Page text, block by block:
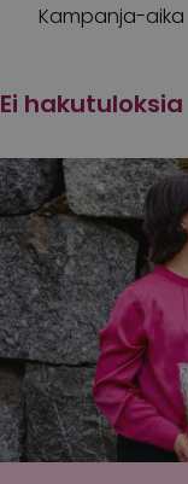
Kampanja-aika
Ei hakutuloksia